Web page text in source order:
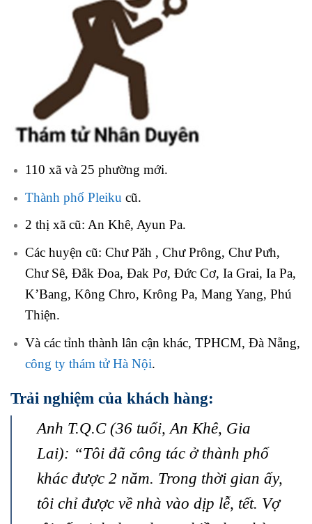
110 xã và 25 phường mới.
Thành phố Pleiku cũ.
2 thị xã cũ: An Khê, Ayun Pa.
Các huyện cũ: Chư Păh , Chư Prông, Chư Pưh,
Chư Sê, Đắk Đoa, Đak Pơ, Đức Cơ, Ia Grai, Ia Pa,
K’Bang, Kông Chro, Krông Pa, Mang Yang, Phú
Thiện.
Và các tỉnh thành lân cận khác, TPHCM, Đà Nẵng,
công ty thám tử Hà Nội.
Trải nghiệm của khách hàng:
Anh T.Q.C (36 tuổi, An Khê, Gia
Lai): “Tôi đã công tác ở thành phố
khác được 2 năm. Trong thời gian ấy,
tôi chỉ được về nhà vào dịp lễ, tết. Vợ